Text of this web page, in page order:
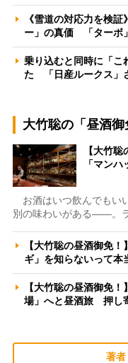
《雪道の対応力を検
ー」の真価 「ターボ
乗り込むと同時に「こ
た 「日産ルークス」
大竹聡の「昼酒御
【大竹
「マン
お酒はいつ飲んでもい
別の味わいがある――。
【大竹聡の昼酒御免
ギ」を知らないって
【大竹聡の昼酒御免
場」へと昼酒旅 押し
著者